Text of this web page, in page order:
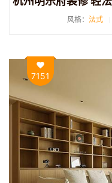
风格： 法式
7151